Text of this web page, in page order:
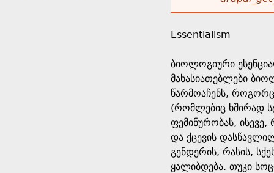
r
s
e
h
e
r
e
o
r
m
e
s
Essentialism
ბიოლოგიური
მახასიათებლები
წარმოაჩენს, როგორც
(რომლებიც ხშირად
ფემინურობას,
და ქცევის
გენდერის, რასის,
ყალიბდება. თუკი